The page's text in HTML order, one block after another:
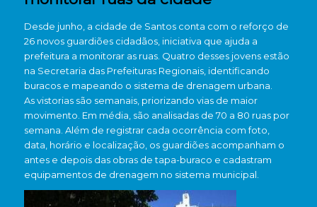
Desde junho, a cidade de Santos conta com o reforço de
26 novos guardiões cidadãos, iniciativa que ajuda a
prefeitura a monitorar as ruas. Quatro desses jovens estão
na Secretaria das Prefeituras Regionais, identificando
buracos e mapeando o sistema de drenagem urbana.
As vistorias são semanais, priorizando vias de maior
movimento. Em média, são analisadas de 70 a 80 ruas por
semana. Além de registrar cada ocorrência com foto,
data, horário e localização, os guardiões acompanham o
antes e depois das obras de tapa-buraco e cadastram
equipamentos de drenagem no sistema municipal.